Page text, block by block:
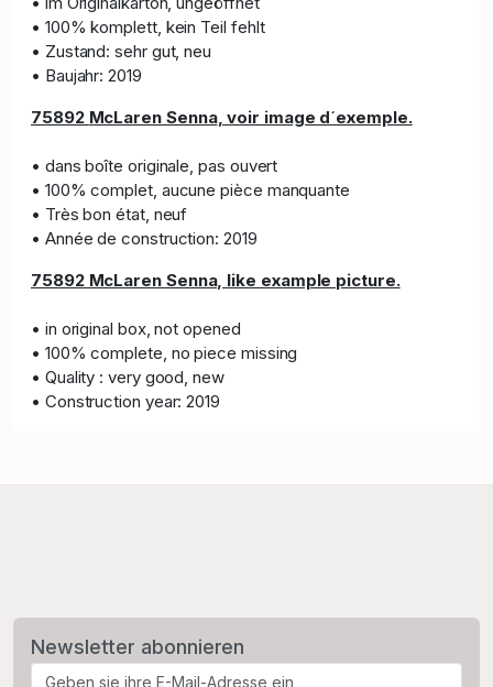
• 100% komplett, kein Teil fehlt
• Zustand: sehr gut, neu
• Baujahr: 2019
75892 McLaren Senna, voir image d´exemple.
• dans boîte originale, pas ouvert
• 100% complet, aucune pièce manquante
• Très bon état, neuf
• Année de construction: 2019
75892 McLaren Senna, like example picture.
• in original box, not opened
• 100% complete, no piece missing
• Quality : very good, new
• Construction year: 2019
Newsletter abonnieren